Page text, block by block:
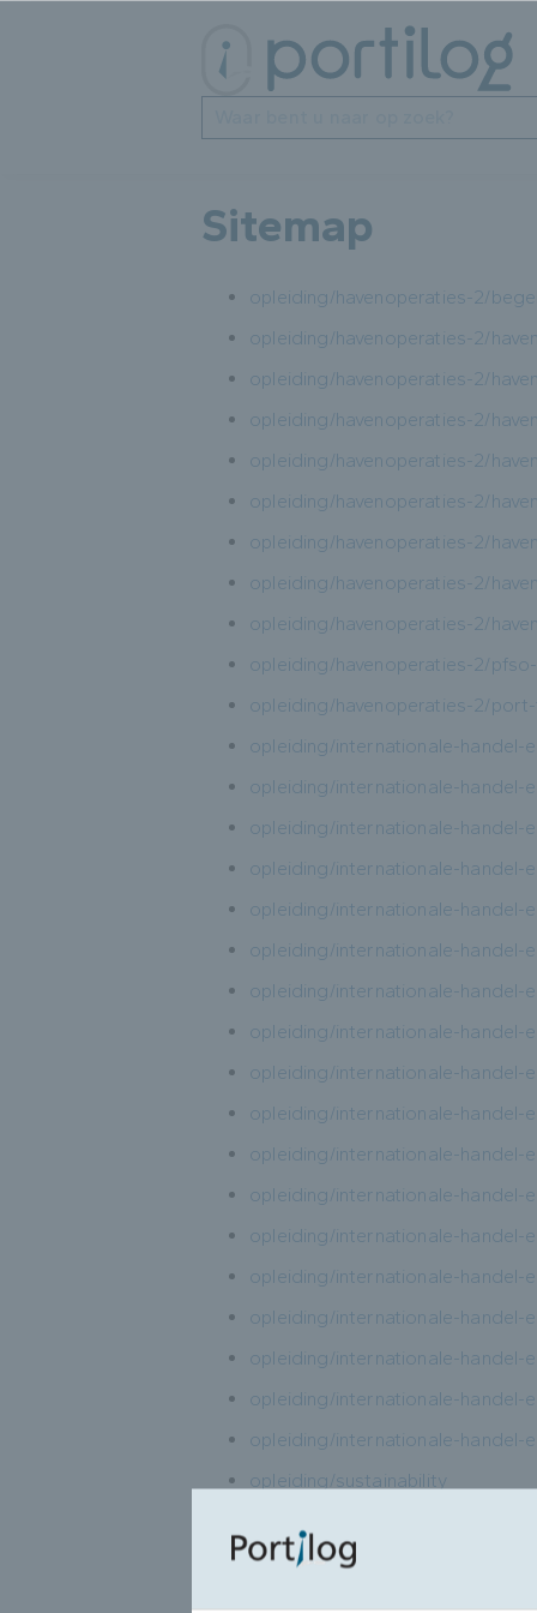
Sitemap
opleiding/havenoperaties-2/
opleiding/havenoperaties-2/
opleiding/havenoperaties-2/
opleiding/havenoperaties-2/
opleiding/havenoperaties-2/
opleiding/havenoperaties-2/
opleiding/havenoperaties-2/
opleiding/havenoperaties-2/
opleiding/havenoperaties-2/
opleiding/havenoperaties-2/
opleiding/havenoperaties-2/
opleiding/internationale-handel-
opleiding/internationale-
opleiding/internationale-
opleiding/internationale-
opleiding/internationale-
opleiding/internationale-handel-
opleiding/internationale-
opleiding/internationale-
opleiding/internationale-
opleiding/internationale-
opleiding/internationale-
opleiding/internationale-
opleiding/internationale-
opleiding/internationale-
opleiding/internationale-handel-
opleiding/internationale-
opleiding/internationale-handel-
opleiding/internationale-
opleiding/sustainability
opleiding/transport-en-logistiek